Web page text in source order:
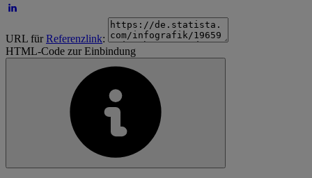
URL fürReferenzlink:
HTML-Code zur Einbindung